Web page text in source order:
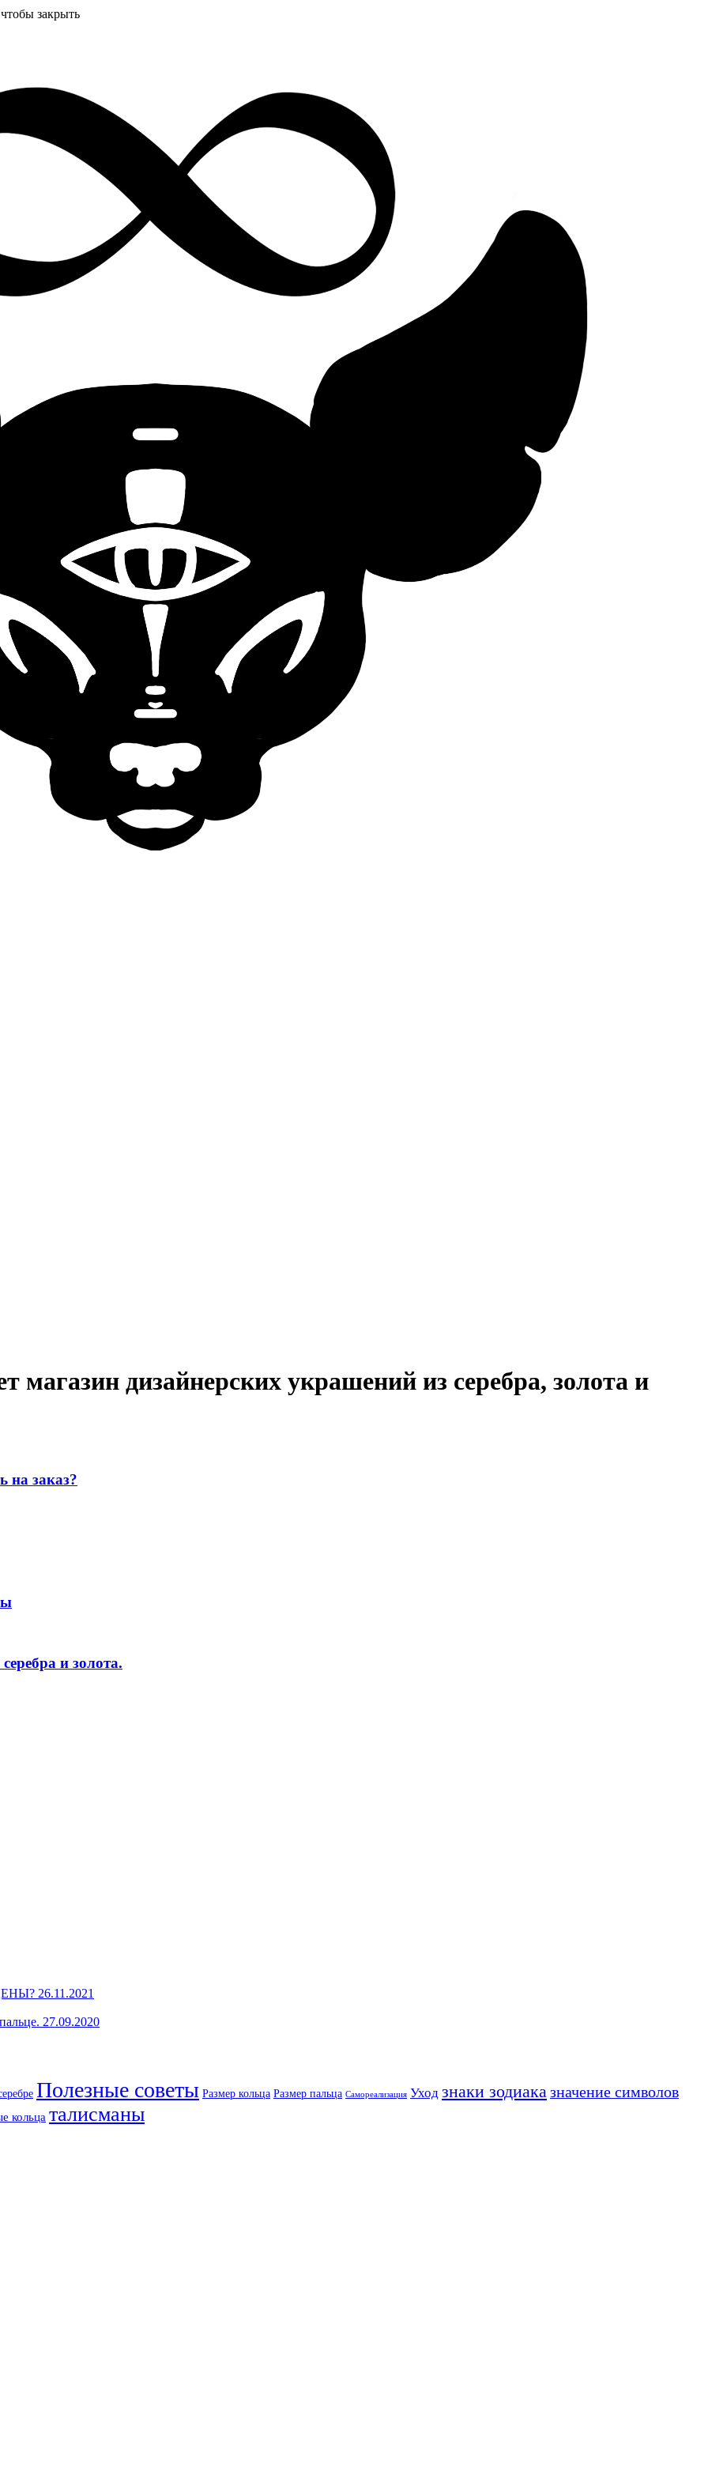
закрыть
магазин дизайнерских украшений из серебра, золота и
на заказ?
и золота.
26.11.2021
27.09.2020
Полезные советы Размер кольца Размер пальца Самореализация Уход знаки зодиаказначение символов
кольца талисманы